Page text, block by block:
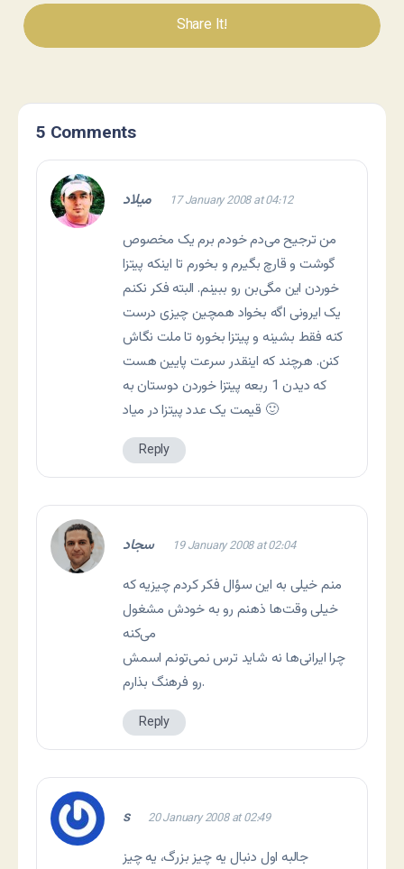
Share It!
5 Comments
میلاد 17 January 2008 at 04:12
من ترجیح می‌دم خودم برم یک مخصوص
گوشت و قارچ بگیرم و بخورم تا اینکه پیتزا
خوردن این مگی‌بن رو ببینم. البته فکر نکنم
یک ایرونی اگه بخواد همچین چیزی درست
کنه فقط بشینه و پیتزا بخوره تا ملت نگاش
کنن. هرچند که اینقدر سرعت پایین هست
که دیدن 1 ربعه پیتزا خوردن دوستان به
قیمت یک عدد پیتزا در میاد 🙂
Reply
سجاد 19 January 2008 at 02:04
منم خیلی به این سؤال فکر کردم چیزیه که
خیلی وقت‌ها ذهنم رو به خودش مشغول
می‌کنه
چرا ایرانی‌ها نه شاید ترس نمی‌تونم اسمش
رو فرهنگ بذارم.
Reply
s 20 January 2008 at 02:49
جالبه اول دنبال یه چیز بزرگ، یه چیز